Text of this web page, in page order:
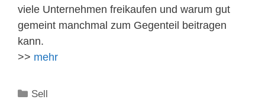
viele Unternehmen freikaufen und warum gut
gemeint manchmal zum Gegenteil beitragen
kann.
>> mehr
Kategorien
Sell